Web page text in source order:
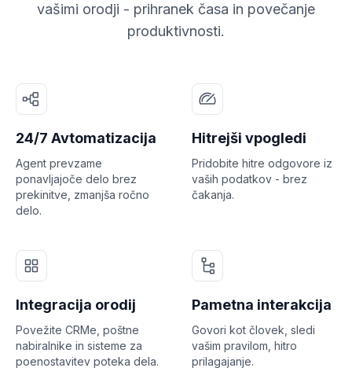
vašimi orodji - prihranek časa in povečanje
produktivnosti.
24/7 Avtomatizacija
Agent prevzame
ponavljajoče delo brez
prekinitve, zmanjša ročno
delo.
Hitrejši vpogledi
Pridobite hitre odgovore iz
vaših podatkov - brez
čakanja.
Integracija orodij
Povežite CRMe, poštne
nabiralnike in sisteme za
poenostavitev poteka dela.
Pametna interakcija
Govori kot človek, sledi
vašim pravilom, hitro
prilagajanje.